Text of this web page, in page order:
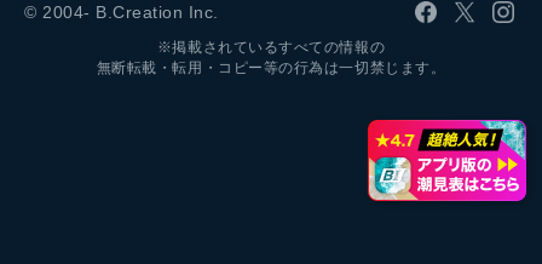
© 2004- B.Creation Inc.
※掲載されているすべての情報の
無断転載・転用・コピー等の行為は一切禁じます。